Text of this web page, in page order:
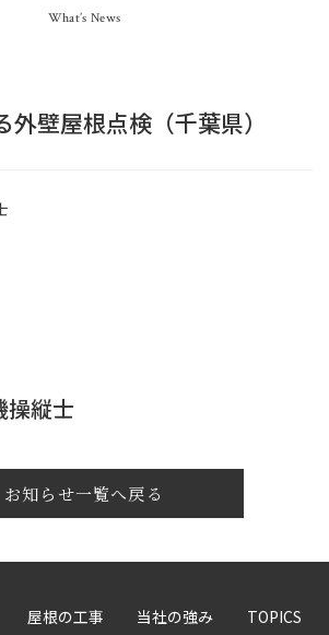
What’s News
外壁屋根点検（千葉県）
操縦士
お知らせ一覧へ戻る
屋根の工事 当社の強み TOPICS